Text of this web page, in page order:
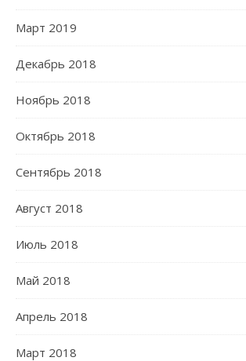
Март 2019
Декабрь 2018
Ноябрь 2018
Октябрь 2018
Сентябрь 2018
Август 2018
Июль 2018
Май 2018
Апрель 2018
Март 2018